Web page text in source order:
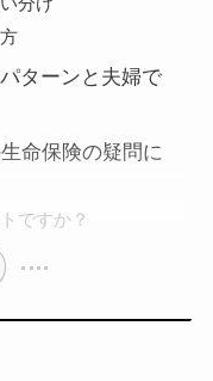
ターンと夫婦で
命保険の疑問に
ですか？